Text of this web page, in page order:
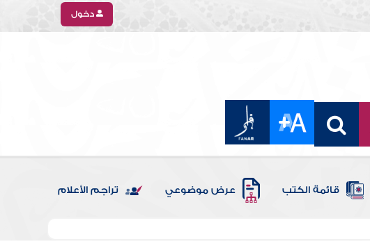
دخول
قائمة الكتب عرض موضوعي تراجم الأعلام